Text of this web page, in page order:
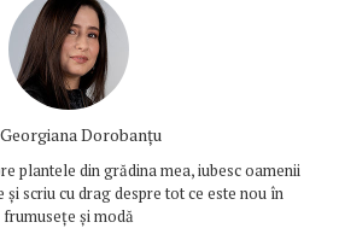
Georgiana Dorobanțu
plantele din grădina mea, iubesc oamenii
și scriu cu drag despre tot ce este nou în
frumusețe și modă